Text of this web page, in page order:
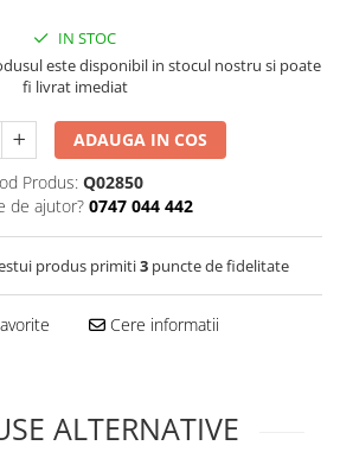
IN STOC
este disponibil in stocul nostru si poate
fi livrat imediat
ADAUGA IN COS
Produs: Q02850
de ajutor? 0747 044 442
produs primiti3 puncte de fidelitate
Cere informatii
ALTERNATIVE